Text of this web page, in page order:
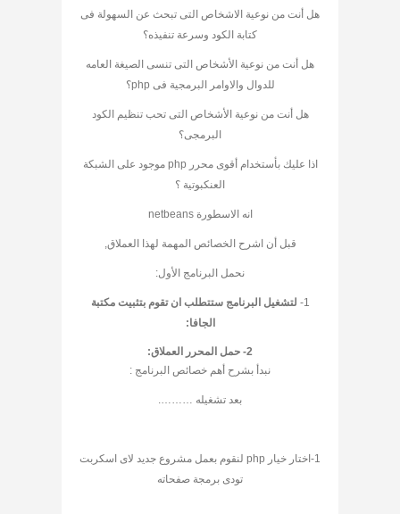
هل أنت من نوعية الاشخاص التى تبحث عن السهولة فى
كتابة الكود وسرعة تنفيذه؟
هل أنت من نوعية الأشخاص التى تنسى الصيغة العامه
للدوال والاوامر البرمجية فى php؟
هل أنت من نوعية الأشخاص التى تحب تنظيم الكود
البرمجى؟
اذا عليك بأستخدام أقوى محرر php موجود على الشبكة
العنكبوتية ؟
انه الاسطورة netbeans
قبل أن اشرح الخصائص المهمة لهذا العملاق,
نحمل البرنامج الأول:
1- لتشغيل البرنامج ستتطلب ان تقوم بتثبيت مكتبة
الجافا:
2- حمل المحرر العملاق:
نبدأ بشرح أهم خصائص البرنامج :
بعد تشغيله ……….
1-اختار خيار php لنقوم بعمل مشروع جديد لاى اسكربت
تودى برمجة صفحاته